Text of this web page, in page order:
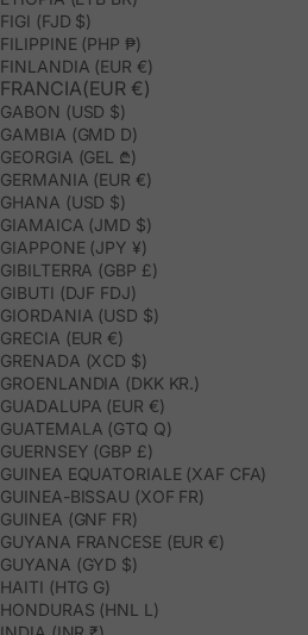
FIGI (FJD $)
FILIPPINE (PHP ₱)
FINLANDIA (EUR €)
FRANCIA(EUR €)
GABON (USD $)
GAMBIA (GMD D)
GEORGIA (GEL ₾)
GERMANIA (EUR €)
GHANA (USD $)
GIAMAICA (JMD $)
GIAPPONE (JPY ¥)
GIBILTERRA (GBP £)
GIBUTI (DJF FDJ)
GIORDANIA (USD $)
GRECIA (EUR €)
GRENADA (XCD $)
GROENLANDIA (DKK KR.)
GUADALUPA (EUR €)
GUATEMALA (GTQ Q)
GUERNSEY (GBP £)
GUINEA EQUATORIALE (XAF CFA)
GUINEA-BISSAU (XOF FR)
GUINEA (GNF FR)
GUYANA FRANCESE (EUR €)
GUYANA (GYD $)
HAITI (HTG G)
HONDURAS (HNL L)